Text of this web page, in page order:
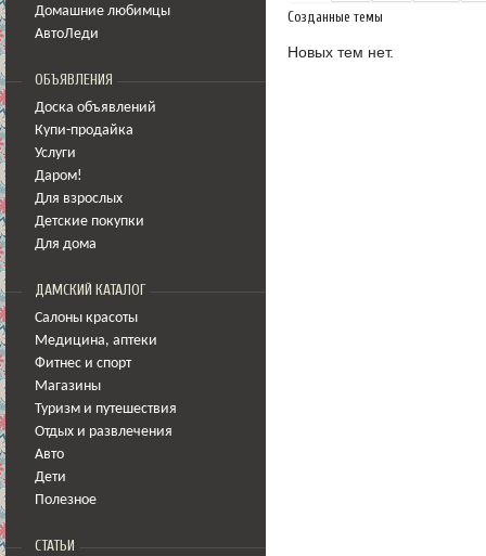
Домашние любимцы
АвтоЛеди
ОБЪЯВЛЕНИЯ
Доска объявлений
Купи-продайка
Услуги
Даром!
Для взрослых
Детские покупки
Для дома
ДАМСКИЙ КАТАЛОГ
Салоны красоты
Медицина, аптеки
Фитнес и спорт
Магазины
Туризм и путешествия
Отдых и развлечения
Авто
Дети
Полезное
СТАТЬИ
Созданные темы
Новых тем нет.